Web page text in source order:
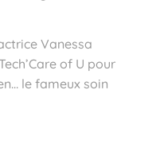
Vanessa
of U pour
le fameux soin